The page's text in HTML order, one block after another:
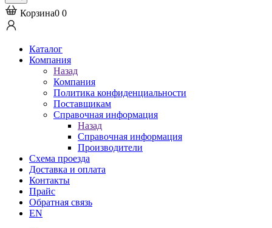
Корзина0 0
Каталог
Компания
Назад
Компания
Политика конфиденциальности
Поставщикам
Справочная информация
Назад
Справочная информация
Производители
Схема проезда
Доставка и оплата
Контакты
Прайс
Обратная связь
EN